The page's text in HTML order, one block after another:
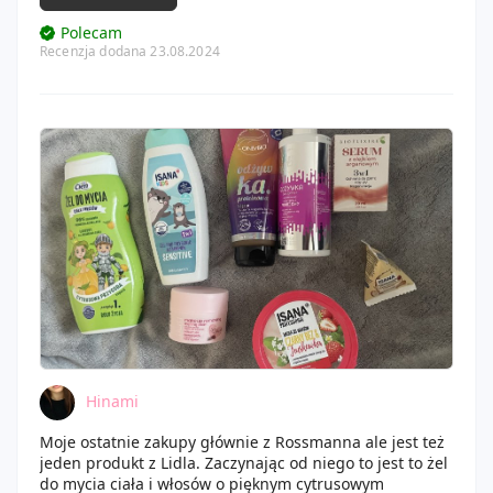
etap lub solo tu i tu sprawdza się świetnie.
Polecam
Recenzja dodana 23.08.2024
Hinami
Moje ostatnie zakupy głównie z Rossmanna ale jest też
jeden produkt z Lidla. Zaczynając od niego to jest to żel
do mycia ciała i włosów o pięknym cytrusowym